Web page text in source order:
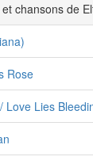
chansons de
Rose
Love Lies